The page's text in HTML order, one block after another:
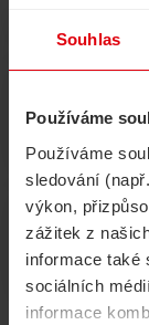
Souhlas
Používáme
Používáme
sledování
výkon,
zážitek z
informace také
sociálních
informace
Volání,
Životní